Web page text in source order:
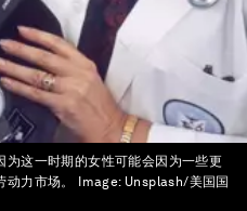
这一时期的女性可能会因为一些更
力市场。
Image: Unsplash/美国国